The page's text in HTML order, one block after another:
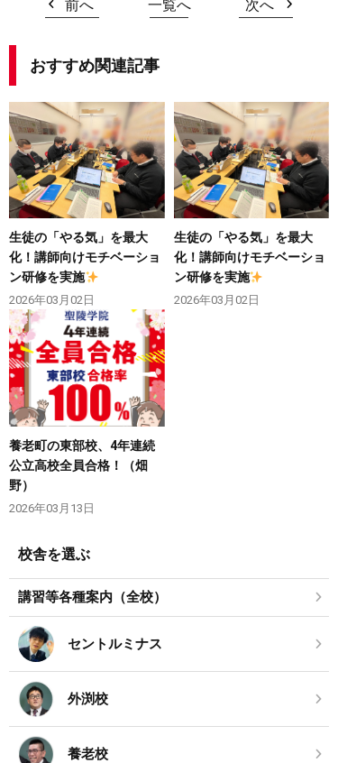
前へ 一覧へ 次へ
おすすめ関連記事
生徒の「やる気」を最大
化！講師向けモチベーショ
ン研修を実施
2026年03月02日
生徒の「やる気」を最大
化！講師向けモチベーショ
ン研修を実施
2026年03月02日
養老町の東部校、4年連続
公立高校全員合格！（畑
野）
2026年03月13日
校舎を選ぶ
講習等各種案内（全校）
セントルミナス
外渕校
養老校